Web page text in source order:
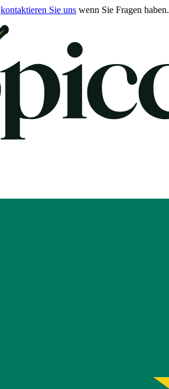
kontaktieren Sie uns wenn Sie Fragen haben.